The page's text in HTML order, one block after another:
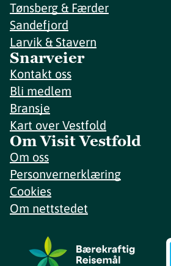
Tønsberg & Færder
Sandefjord
Larvik & Stavern
Snarveier
Kontakt oss
Bli medlem
Bransje
Kart over Vestfold
Om Visit Vestfold
Om oss
Personvernerklæring
Cookies
Om nettstedet